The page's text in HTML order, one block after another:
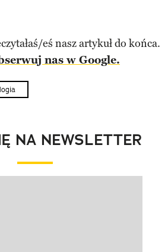
eś nasz artykuł do końca.
nas w Google.
NA NEWSLETTER